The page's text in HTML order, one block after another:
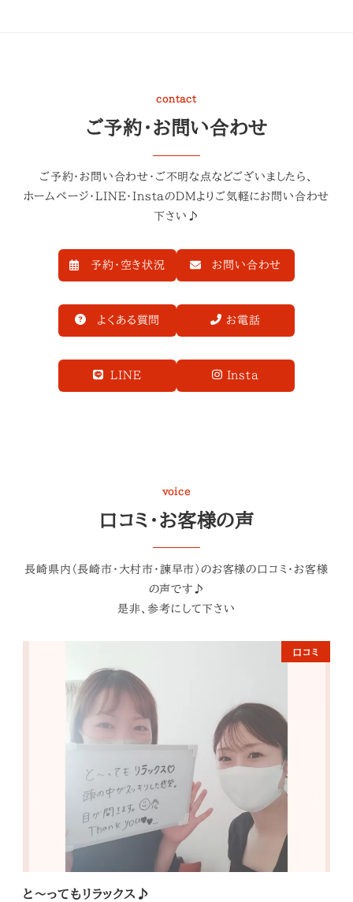
contact
ご予約・お問い合わせ
ご予約・お問い合わせ・ご不明な点などございましたら、
ホームページ・LINE・InstaのDMよりご気軽にお問い合わせ
下さい♪
予約・空き状況 お問い合わせ
よくある質問 お電話
LINE Insta
voice
口コミ・お客様の声
長崎県内（長崎市・大村市・諫早市）のお客様の口コミ・お客様
の声です♪
是非、参考にして下さい
口コミ
と～ってもリラックス♪